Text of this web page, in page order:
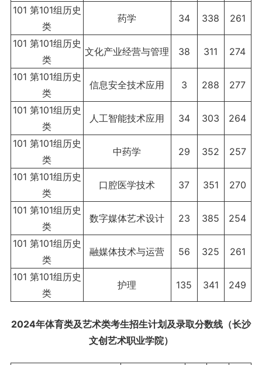
101 第101组历史
类
药学 34 338 261
101 第101组历史
类
文化产业经营与管理 38 311 274
101 第101组历史
类
信息安全技术应用 3 288 277
101 第101组历史
类
人工智能技术应用 34 303 264
101 第101组历史
类
中药学 29 352 257
101 第101组历史
类
口腔医学技术 37 351 270
101 第101组历史
类
数字媒体艺术设计 23 385 254
101 第101组历史
类
融媒体技术与运营 56 325 261
101 第101组历史
类
护理 135 341 249
2024年体育类及艺术类考生招生计划及录取分数线（长沙
文创艺术职业学院）